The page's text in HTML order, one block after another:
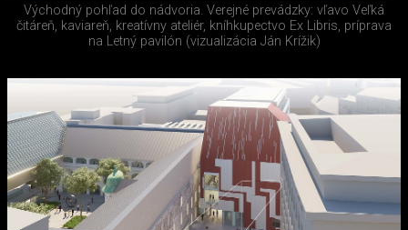
Východný pohľad do nádvoria. Verejné prevádzky: vľavo Veľká
čitáreň, kaviareň, kreatívny ateliér, kníhkupectvo Ex Libris, príprava
na Letný pavilón (vizualizácia Ján Krížik)